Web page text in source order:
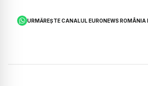
URMĂREȘTE CANALUL EURONEWS ROMÂNIA